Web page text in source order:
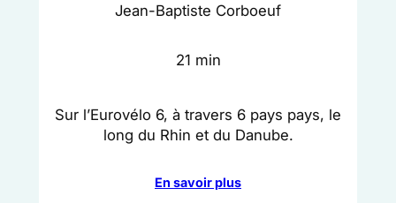
Jean-Baptiste Corboeuf
21 min
Sur l’Eurovélo 6, à travers 6 pays pays, le
long du Rhin et du Danube.
En savoir plus